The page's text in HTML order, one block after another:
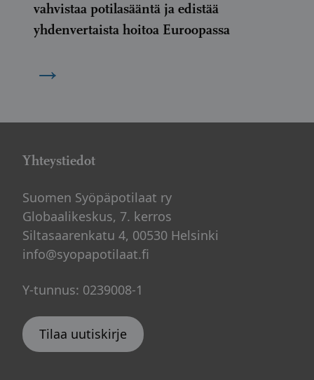
vahvistaa potilasääntä ja edistää
yhdenvertaista hoitoa Euroopassa
→
Yhteystiedot
Suomen Syöpäpotilaat ry
Globaalikeskus, 7. kerros
Siltasaarenkatu 4, 00530 Helsinki
info@syopapotilaat.fi
Y-tunnus: 0239008-1
Tilaa uutiskirje